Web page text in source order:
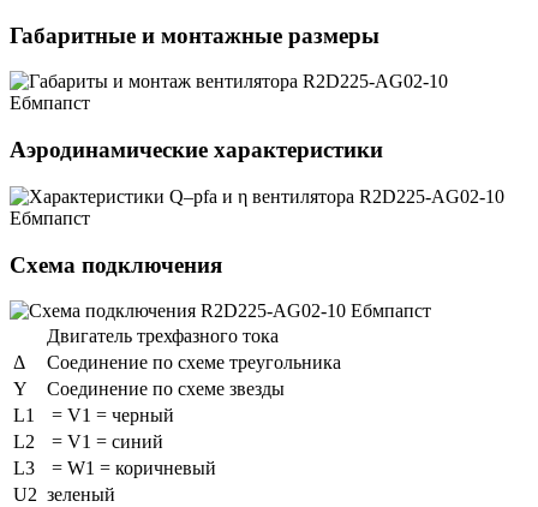
Габаритные и монтажные размеры
Аэродинамические характеристики
Схема подключения
Двигатель трехфазного тока
Δ
Соединение по схеме треугольника
Y
Соединение по схеме звезды
L1
= V1 = черный
L2
= V1 = синий
L3
= W1 = коричневый
U2 зеленый